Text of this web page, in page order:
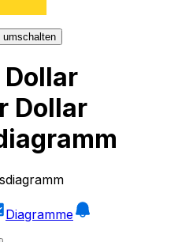
umschalten
Dollar
Diagramme